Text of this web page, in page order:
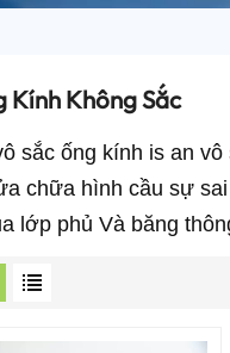
Kính Không Sắc
sắc ống kính is an vô
chữa hình cầu sự
lớp phủ Và băng